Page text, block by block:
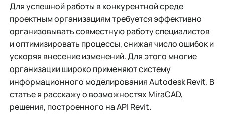
Для успешной работы в конкурентной среде
проектным организациям требуется эффективно
организовывать совместную работу специалистов
и оптимизировать процессы, снижая число ошибок и
ускоряя внесение изменений. Для этого многие
организации широко применяют систему
информационного моделирования Autodesk Revit. В
статье я расскажу о возможностях MiraCAD,
решения, построенного на API Revit.